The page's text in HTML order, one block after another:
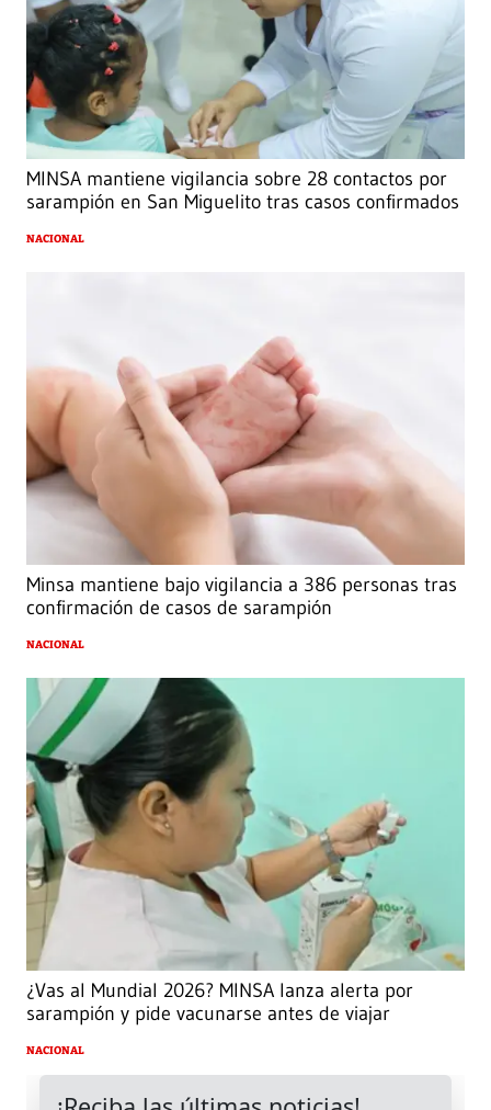
MINSA mantiene vigilancia sobre 28 contactos por
sarampión en San Miguelito tras casos confirmados
NACIONAL
Minsa mantiene bajo vigilancia a 386 personas tras
confirmación de casos de sarampión
NACIONAL
¿Vas al Mundial 2026? MINSA lanza alerta por
sarampión y pide vacunarse antes de viajar
NACIONAL